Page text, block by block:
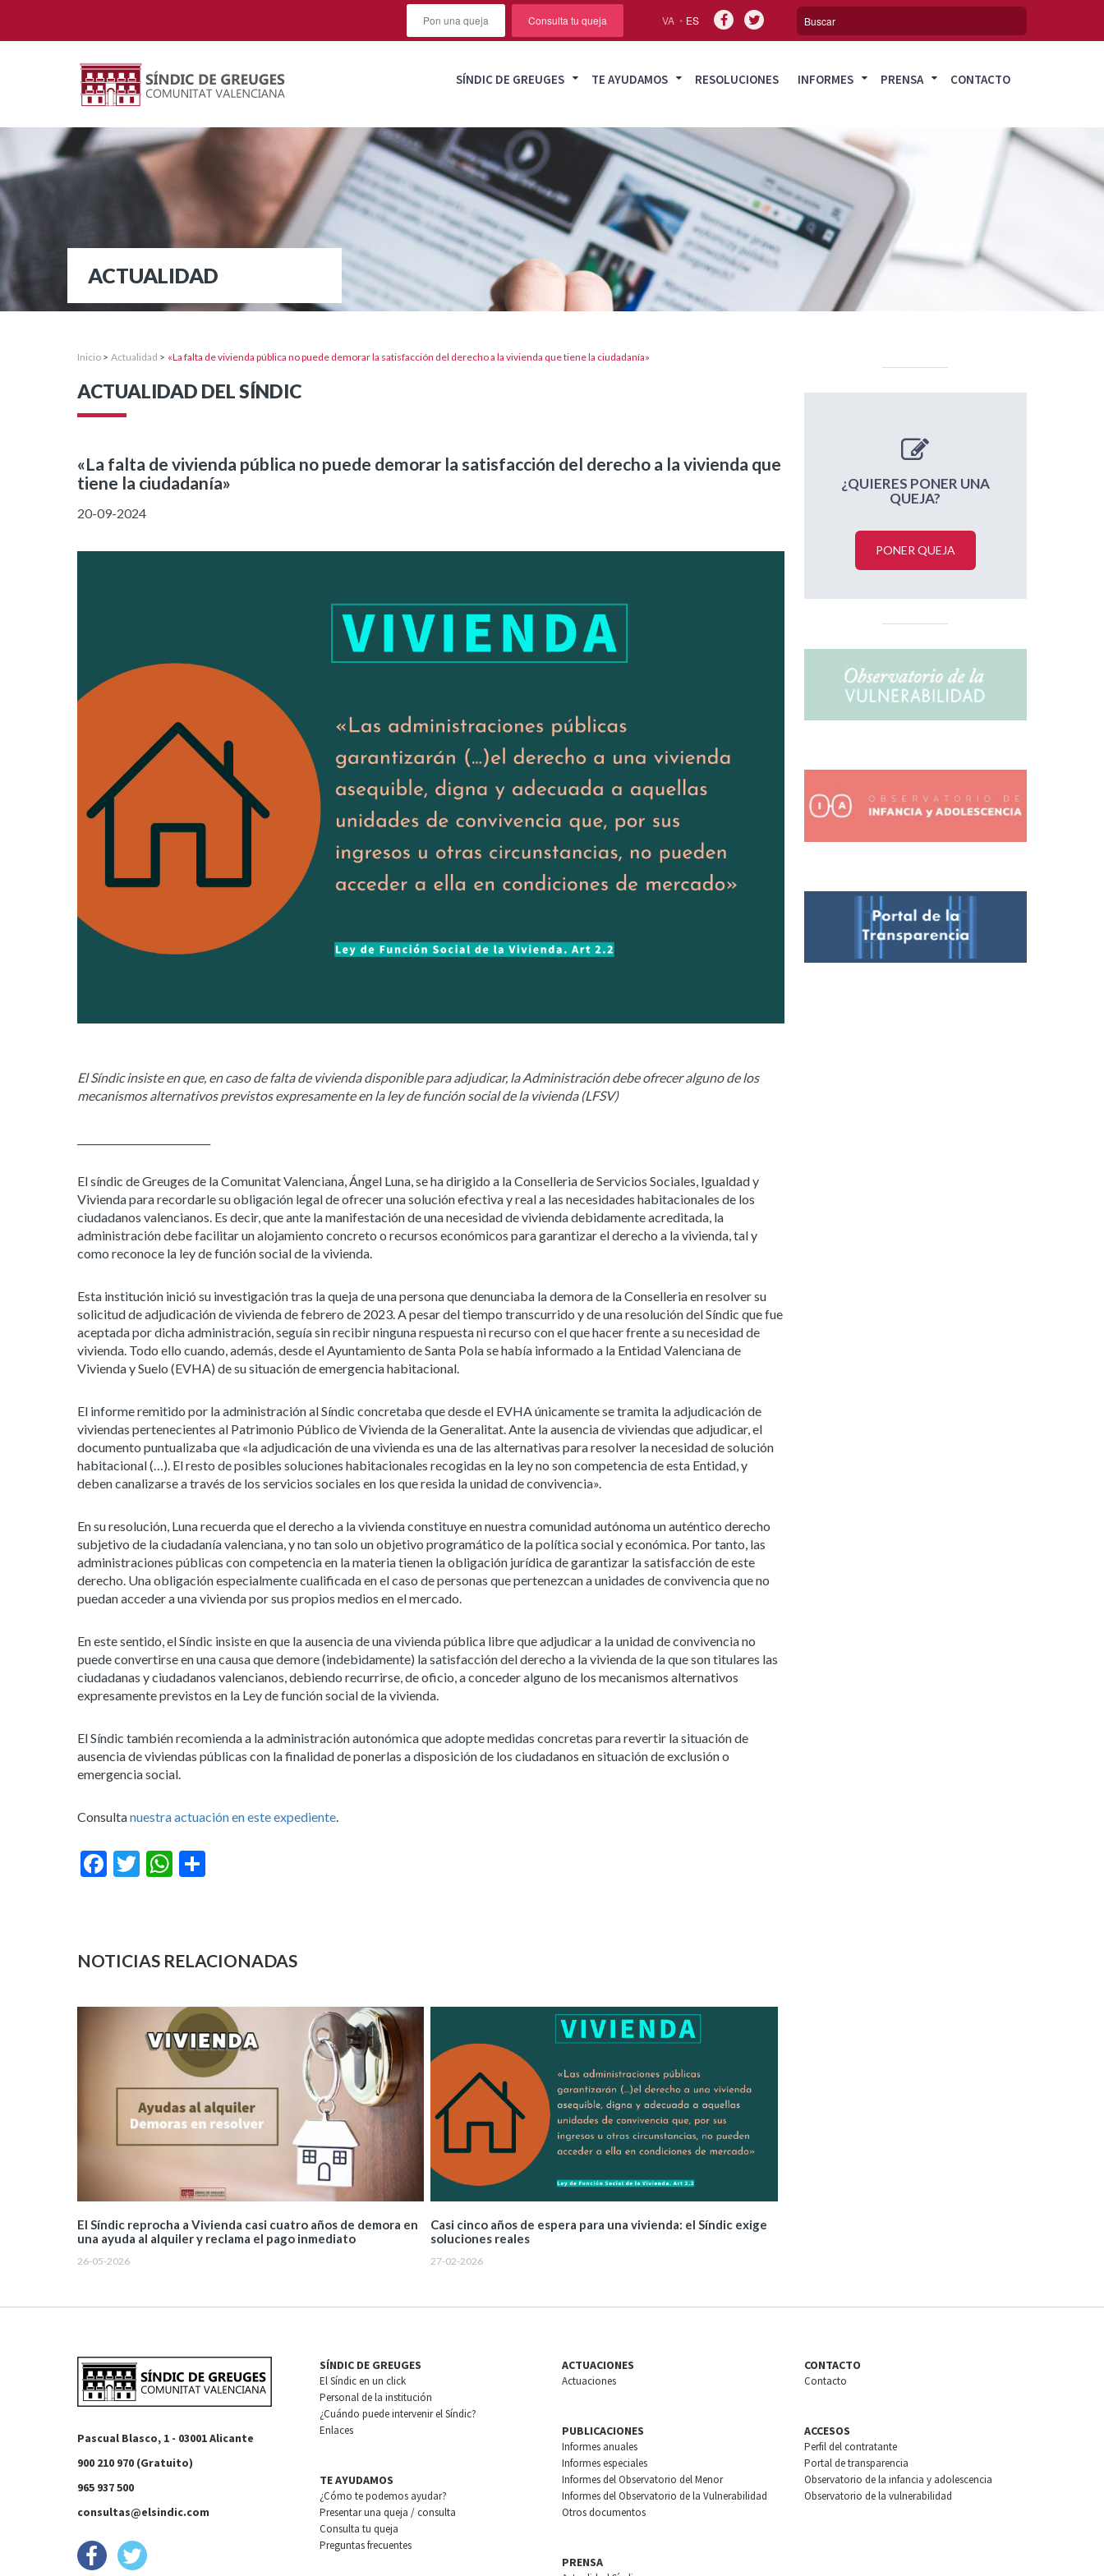
VA ES
Pon una queja Consulta tu queja
SÍNDIC DE GREUGES TE AYUDAMOS RESOLUCIONES INFORMES PRENSA CONTACTO
ACTUALIDAD
Inicio> Actualidad > «La falta de vivienda pública no puede demorar la satisfacción del derecho a la vivienda que tiene la ciudadanía»
ACTUALIDAD DEL SÍNDIC
«La falta de vivienda pública no puede demorar la satisfacción del derecho a la vivienda que
tiene la ciudadanía»
20-09-2024
El Síndic insiste en que, en caso de falta de vivienda disponible para adjudicar, la Administración debe ofrecer alguno de los
mecanismos alternativos previstos expresamente en la ley de función social de la vivienda (LFSV)
El síndic de Greuges de la Comunitat Valenciana, Ángel Luna, se ha dirigido a la Conselleria de Servicios Sociales, Igualdad y
Vivienda para recordarle su obligación legal de ofrecer una solución efectiva y real a las necesidades habitacionales de los
ciudadanos valencianos. Es decir, que ante la manifestación de una necesidad de vivienda debidamente acreditada, la
administración debe facilitar un alojamiento concreto o recursos económicos para garantizar el derecho a la vivienda, tal y
como reconoce la ley de función social de la vivienda.
Esta institución inició su investigación tras la queja de una persona que denunciaba la demora de la Conselleria en resolver su
solicitud de adjudicación de vivienda de febrero de 2023. A pesar del tiempo transcurrido y de una resolución del Síndic que fue
aceptada por dicha administración, seguía sin recibir ninguna respuesta ni recurso con el que hacer frente a su necesidad de
vivienda. Todo ello cuando, además, desde el Ayuntamiento de Santa Pola se había informado a la Entidad Valenciana de
Vivienda y Suelo (EVHA) de su situación de emergencia habitacional.
El informe remitido por la administración al Síndic concretaba que desde el EVHA únicamente se tramita la adjudicación de
viviendas pertenecientes al Patrimonio Público de Vivienda de la Generalitat. Ante la ausencia de viviendas que adjudicar, el
documento puntualizaba que «la adjudicación de una vivienda es una de las alternativas para resolver la necesidad de solución
habitacional (…). El resto de posibles soluciones habitacionales recogidas en la ley no son competencia de esta Entidad, y
deben canalizarse a través de los servicios sociales en los que resida la unidad de convivencia».
En su resolución, Luna recuerda que el derecho a la vivienda constituye en nuestra comunidad autónoma un auténtico derecho
subjetivo de la ciudadanía valenciana, y no tan solo un objetivo programático de la política social y económica. Por tanto, las
administraciones públicas con competencia en la materia tienen la obligación jurídica de garantizar la satisfacción de este
derecho. Una obligación especialmente cualificada en el caso de personas que pertenezcan a unidades de convivencia que no
puedan acceder a una vivienda por sus propios medios en el mercado.
En este sentido, el Síndic insiste en que la ausencia de una vivienda pública libre que adjudicar a la unidad de convivencia no
puede convertirse en una causa que demore (indebidamente) la satisfacción del derecho a la vivienda de la que son titulares las
ciudadanas y ciudadanos valencianos, debiendo recurrirse, de oficio, a conceder alguno de los mecanismos alternativos
expresamente previstos en la Ley de función social de la vivienda.
El Síndic también recomienda a la administración autonómica que adopte medidas concretas para revertir la situación de
ausencia de viviendas públicas con la finalidad de ponerlas a disposición de los ciudadanos en situación de exclusión o
emergencia social.
Consultanuestra actuación en este expediente.
Facebook
Twitter WhatsApp
NOTICIAS RELACIONADAS
El Síndic reprocha a Vivienda casi cuatro años de demora en
una ayuda al alquiler y reclama el pago inmediato
26-05-2026
Casi cinco años de espera para una vivienda: el Síndic exige
soluciones reales
27-02-2026
¿QUIERES PONER UNA
QUEJA?
PONER QUEJA
Pascual Blasco, 1 - 03001 Alicante
900 210 970 (Gratuito)
965 937 500
consultas@elsindic.com
SÍNDIC DE GREUGES
El Síndic en un click
Personal de la institución
¿Cuándo puede intervenir el Síndic?
Enlaces
TE AYUDAMOS
¿Cómo te podemos ayudar?
Presentar una queja / consulta
Consulta tu queja
Preguntas frecuentes
ACTUACIONES
Actuaciones
PUBLICACIONES
Informes anuales
Informes especiales
Informes del Observatorio del Menor
Informes del Observatorio de la Vulnerabilidad
Otros documentos
PRENSA
CONTACTO
Contacto
ACCESOS
Perfil del contratante
Portal de transparencia
Observatorio de la infancia y adolescencia
Observatorio de la vulnerabilidad